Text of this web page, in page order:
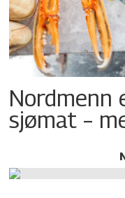
Nordmenn
sjømat –